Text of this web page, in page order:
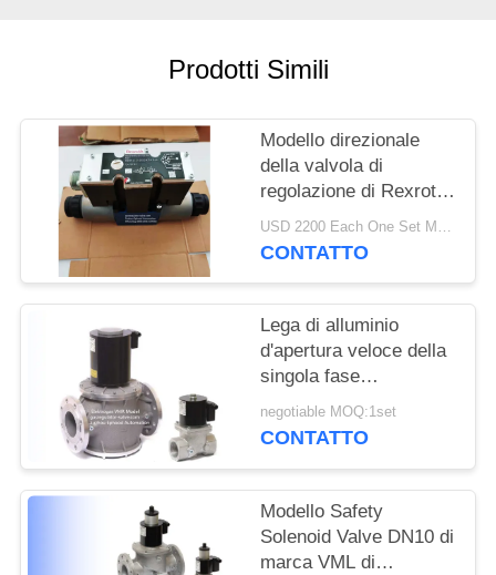
INFORMATIVA
SULLA
PRIVACY
Prodotti Simili
Modello direzionale
della valvola di
regolazione di Rexroth
dell'elettrovalvola a
solenoide di Rexroth
USD 2200 Each One Set MOQ:2sets
CONTATTO
Lega di alluminio
d'apertura veloce della
singola fase
dell'elettrovalvola a
solenoide di Rexroth di
Elektrogas
negotiable MOQ:1set
CONTATTO
Modello Safety
Solenoid Valve DN10 di
marca VML di